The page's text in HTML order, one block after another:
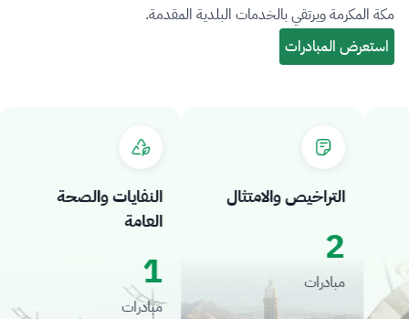
مكة المكرمة ويرتقي بالخدمات البلدية المقدمة.
النفايات والصحة
العامة
1
مبادرات
التراخيص والامتثال
2
مبادرات